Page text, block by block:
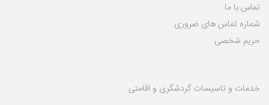
تماس با ما
شماره تماس های ضروری
حریم شخصی
خدمات و تاسیسات گردشگری و اقامتی